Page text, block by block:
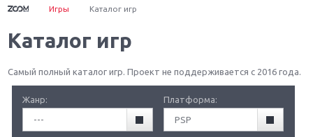
Игры Каталог игр
Каталог игр
Самый полный каталог игр. Проект не поддерживается с 2016 года.
Жанр:
---
Платформа:
PSP